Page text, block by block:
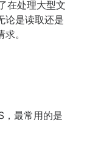
在处理大型文
论是读取还是
。
，最常用的是